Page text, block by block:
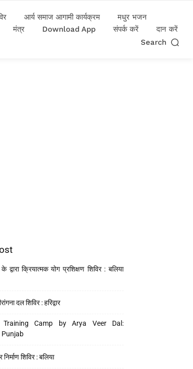
आर्य समाज आगामी कार्यक्रम
मधुर भजन
मंत्र Download App संपर्क करें
दान करें
Search
द्वारा क्रियात्मक योग प्रशिक्षण शिविर : बलिया
दल शिविर : हरिद्वार
Training Camp by Arya Veer Dal:
Punjab
शिविर : बलिया